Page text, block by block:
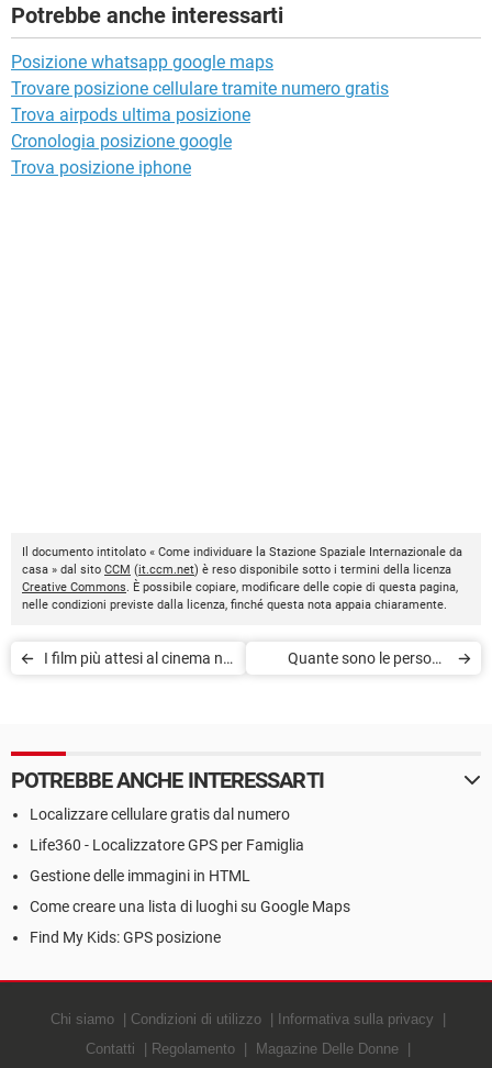
Potrebbe anche interessarti
Posizione whatsapp google maps
Trovare posizione cellulare tramite numero gratis
Trova airpods ultima posizione
Cronologia posizione google
Trova posizione iphone
Il documento intitolato « Come individuare la Stazione Spaziale Internazionale da
casa » dal sito CCM (it.ccm.net) è reso disponibile sotto i termini della licenza
Creative Commons. È possibile copiare, modificare delle copie di questa pagina,
nelle condizioni previste dalla licenza, finché questa nota appaia chiaramente.
I film più attesi al cinema nel
Quante sono le persone
POTREBBE ANCHE INTERESSARTI
Localizzare cellulare gratis dal numero
Life360 - Localizzatore GPS per Famiglia
Gestione delle immagini in HTML
Come creare una lista di luoghi su Google Maps
Find My Kids: GPS posizione
Chi siamo Condizioni di utilizzo
Informativa sulla privacy
Contatti
Regolamento Magazine Delle Donne